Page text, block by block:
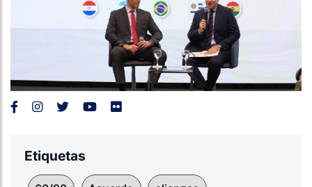
Etiquetas